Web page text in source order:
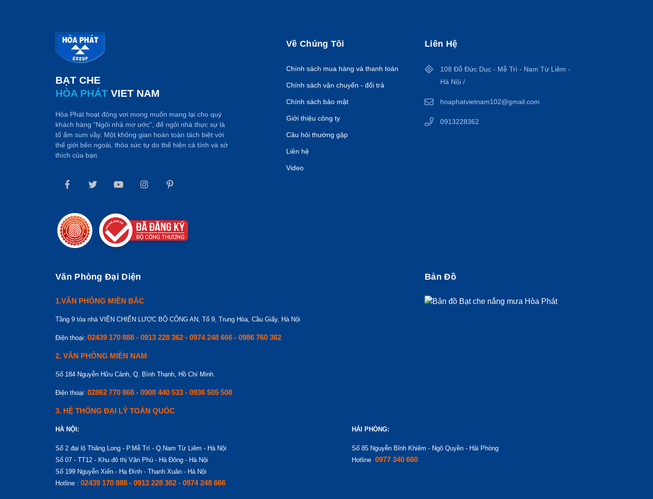
BẠT CHE
HÒA PHÁT VIET NAM
Hòa Phát hoạt động vơi mong muốn mang lại cho quý
khách hàng “Ngôi nhà mơ ước”, để ngôi nhà thực sự là
tố ấm sum vầy. Một không gian hoàn toàn tách biệt với
thế giới bên ngoài, thỏa sức tự do thể hiện cá tính và sở
thích của bạn.
Về Chúng Tôi
Chính sách mua hàng và thanh toán
Chính sách vận chuyển - đổi trả
Chính sách bảo mật
Giới thiệu công ty
Câu hỏi thường gặp
Liên hệ
Video
Liên Hệ
108 Đỗ Đức Dục - Mễ Trì - Nam Từ Liêm -
Hà Nội /
hoaphatvietnam102@gmail.com
0913228362
Văn Phòng Đại Diện
1.VĂN PHÒNG MIỀN BẮC
Tầng 9 tòa nhà VIỆN CHIẾN LƯỢC BỘ CÔNG AN, Tổ 9, Trung Hòa, Cầu Giấy, Hà Nội
Điện thoại: 02439 170 888 - 0913 228 362 - 0974 248 666 - 0986 760 362
2. VĂN PHÒNG MIỀN NAM
Số 184 Nguyễn Hữu Cảnh, Q. Bình Thạnh, Hồ Chí Minh.
Điện thoại: 02862 770 868 - 0908 440 533 - 0936 505 508
3. HỆ THỐNG ĐẠI LÝ TOÀN QUỐC
HÀ NỘI:
Số 2 đại lộ Thăng Long - P.Mễ Trì - Q.Nam Từ Liêm - Hà Nội
Số 07 - TT12 - Khu đô thị Văn Phú - Hà Đông - Hà Nội
Số 199 Nguyễn Xiển - Hạ Đình - Thanh Xuân - Hà Nội
Hotline : 02439 170 888 - 0913 228 362 - 0974 248 666
HẢI PHÒNG:
Số 85 Nguyễn Bỉnh Khiêm - Ngô Quyền - Hải Phòng
Hotline: 0977 340 660
Bản Đồ